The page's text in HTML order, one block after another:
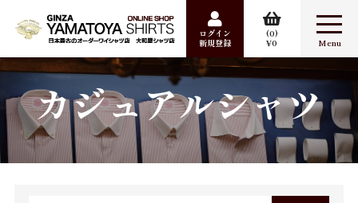
商品金額：0円
ログイン
新規登録
0
0
Item
ワイシャツ
カジュアルシャツ